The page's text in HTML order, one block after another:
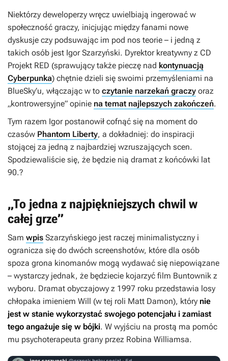
Niektórzy deweloperzy wręcz uwielbiają ingerować w
społeczność graczy, inicjując między fanami nowe
dyskusje czy podsuwając im pod nos teorie – i jedną z
takich osób jest Igor Szarzyński. Dyrektor kreatywny z CD
Projekt RED (sprawujący także pieczę nad kontynuacją
Cyberpunka) chętnie dzieli się swoimi przemyśleniami na
BlueSky’u, włączając w to czytanie narzekań graczy oraz
„kontrowersyjne” opinie na temat najlepszych zakończeń.
Tym razem Igor postanowił cofnąć się na moment do
czasów Phantom Liberty, a dokładniej: do inspiracji
stojącej za jedną z najbardziej wzruszających scen.
Spodziewaliście się, że będzie nią dramat z końcówki lat
90.?
„To jedna z najpiękniejszych chwil w
całej grze”
Sam wpis Szarzyńskiego jest raczej minimalistyczny i
ogranicza się do dwóch screenshotów, które dla osób
spoza grona kinomanów mogą wydawać się niepowiązane
– wystarczy jednak, że będziecie kojarzyć film Buntownik z
wyboru. Dramat obyczajowy z 1997 roku przedstawia losy
chłopaka imieniem Will (w tej roli Matt Damon), który nie
jest w stanie wykorzystać swojego potencjału i zamiast
tego angażuje się w bójki. W wyjściu na prostą ma pomóc
mu psychoterapeuta grany przez Robina Williamsa.